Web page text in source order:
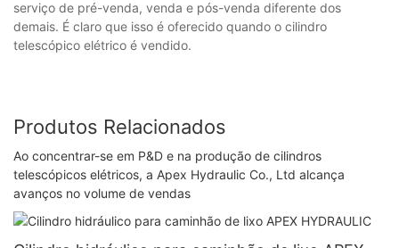
serviço de pré-venda, venda e pós-venda diferente dos
demais. É claro que isso é oferecido quando o cilindro
telescópico elétrico é vendido.
Produtos Relacionados
Ao concentrar-se em P&D e na produção de cilindros
telescópicos elétricos, a Apex Hydraulic Co., Ltd alcança
avanços no volume de vendas